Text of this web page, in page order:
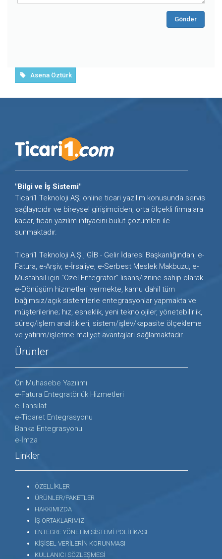
Gönder
Asena Öztürk
"Bilgi ve İş Sistemi"
Ticari1 Teknoloji AŞ; online ticari yazılım konusunda servis
sağlayıcıdır ve bireysel girişimciden, orta ölçekli firmalara
kadar, ticari yazılım ihtiyacını bulut çözümleri ile
sunmaktadır.
Ticari1 Teknoloji A.Ş., GİB - Gelir İdaresi Başkanlığından, e-
Fatura, e-Arşiv, e-İrsaliye, e-Serbest Meslek Makbuzu, e-
Müstahsil için "Özel Entegratör" lisans/iznine sahip olarak
e-Dönüşüm hizmetleri vermekte, kamu dahil tüm
bağımsız/açık sistemlerle entegrasyonlar yapmakta ve
müşterilerine; hız, esneklik, yeni teknolojiler, yönetebilirlik,
süreç/işlem analitikleri, sistem/işlev/kapasite ölçekleme
ve yatırım/işletme maliyet avantajları sağlamaktadır.
Ürünler
Ön Muhasebe Yazılımı
e-Fatura Entegratörlük Hizmetleri
e-Tahsilat
e-Ticaret Entegrasyonu
Banka Entegrasyonu
e-İmza
Linkler
ÖZELLİKLER
ÜRÜNLER/PAKETLER
HAKKIMIZDA
İŞ ORTAKLARIMIZ
ENTEGRE YÖNETİM SİSTEMİ POLİTİKASI
KİŞİSEL VERİLERİN KORUNMASI
KULLANICI SÖZLEŞMESİ